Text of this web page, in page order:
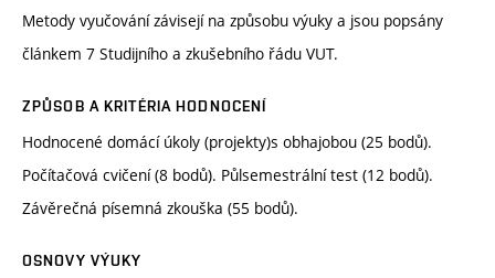
Metody vyučování závisejí na způsobu výuky a jsou popsány
článkem 7 Studijního a zkušebního řádu VUT.
ZPŮSOB A KRITÉRIA HODNOCENÍ
Hodnocené domácí úkoly (projekty)s obhajobou (25 bodů).
Počítačová cvičení (8 bodů). Půlsemestrální test (12 bodů).
Závěrečná písemná zkouška (55 bodů).
OSNOVY VÝUKY